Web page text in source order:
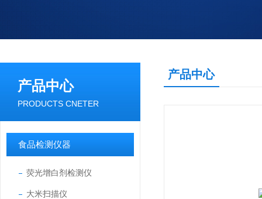
产品中心
PRODUCTS CNETER
食品检测仪器
荧光增白剂检测仪
大米扫描仪
产品中心